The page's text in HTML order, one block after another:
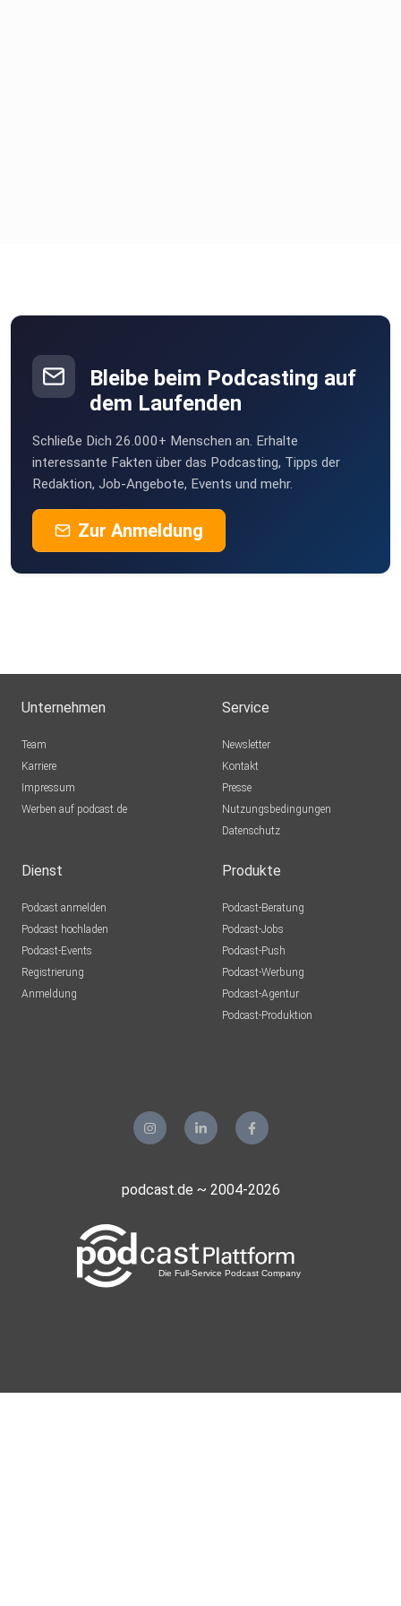
Bleibe beim Podcasting auf
dem Laufenden
Schließe Dich 26.000+ Menschen an. Erhalte
interessante Fakten über das Podcasting, Tipps der
Redaktion, Job-Angebote, Events und mehr.
Zur Anmeldung
Unternehmen
Team
Karriere
Impressum
Werben auf podcast.de
Service
Newsletter
Kontakt
Presse
Nutzungsbedingungen
Datenschutz
Dienst
Podcast anmelden
Podcast hochladen
Podcast-Events
Registrierung
Anmeldung
Produkte
Podcast-Beratung
Podcast-Jobs
Podcast-Push
Podcast-Werbung
Podcast-Agentur
Podcast-Produktion
podcast.de ~ 2004-2026